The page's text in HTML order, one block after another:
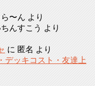
〜ん より
んすこう より
に 匿名 より
デッキコスト・友達上